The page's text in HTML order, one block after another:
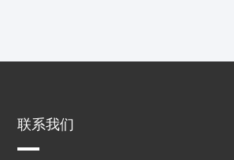
联系我们